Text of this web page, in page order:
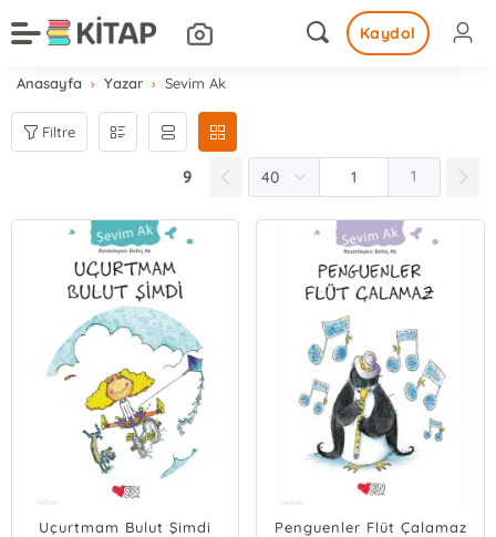
Kaydol
Anasayfa Yazar Sevim Ak
Filtre
9 1
Uçurtmam Bulut Şimdi Penguenler Flüt Çalamaz